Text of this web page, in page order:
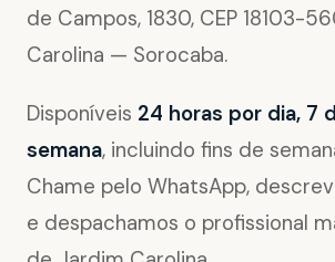
de Campos, 1830, CEP 18103-
Carolina — Sorocaba.
Disponíveis 24 horas por dia, 7
semana, incluindo fins de
Chame pelo WhatsApp,
e despachamos o profissional